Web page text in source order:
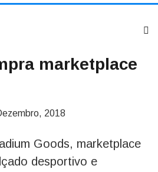
marketplace
2018
Goods, marketplace
desportivo e